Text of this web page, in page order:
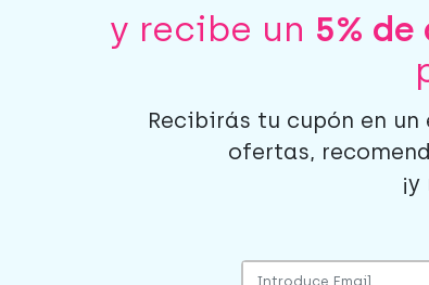
y recibe un 5%
Recibirás tu cupón en
ofertas,